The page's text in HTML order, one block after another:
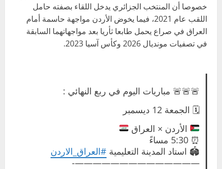
خصوصا أن المنتخب الجزائري يدخل اللقاء بصفته حامل
اللقب عام 2021، فيما يخوض الأردن مواجهة حاسمة أمام
العراق في صراع يحمل طابعا ثأريا بعد مواجهاتهما السابقة
في تصفيات مونديال 2026 وكأس آسيا 2023.
🚨🚨🚨 مباريات اليوم في ربع النهائي :
🗓️ الجمعة 12 ديسمبر
الأردن × العراق
⏰ 5:30 مساءً
🏟️ استاد المدينة التعليمية #العراق_الاردن
——————————————-